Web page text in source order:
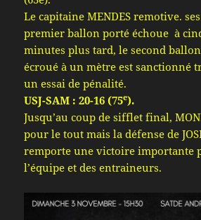
Le capitaine MENDES remotive.
premier ballon porté échoue à
minutes plus tard, le second
écroué à un mètre est sanctionné
un essai de pénalité.
USJ-SAM : 20-16 (75e).
Jusqu’au coup de sifflet final,
pour le tout mais la défense de
remporte une victoire importante
l’équipe et des entraineurs.